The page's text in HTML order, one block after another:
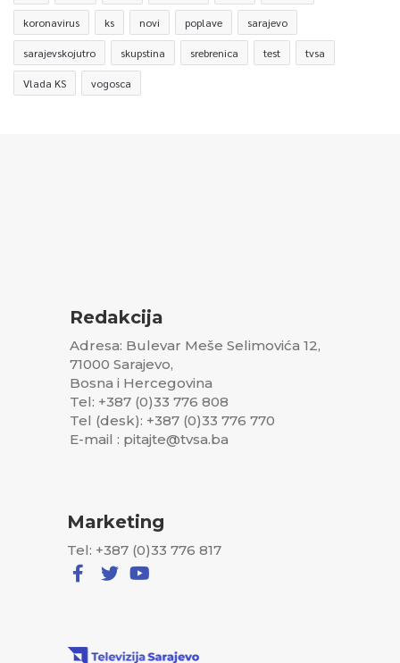
koronavirus ks novi poplave sarajevo
sarajevskojutro skupstina srebrenica test tvsa
Vlada KS vogosca
Redakcija
Adresa: Bulevar Meše Selimovića 12,
71000 Sarajevo,
Bosna i Hercegovina
Tel: +387 (0)33 776 808
Tel (desk): +387 (0)33 776 770
E-mail : pitajte@tvsa.ba
Marketing
Tel: +387 (0)33 776 817